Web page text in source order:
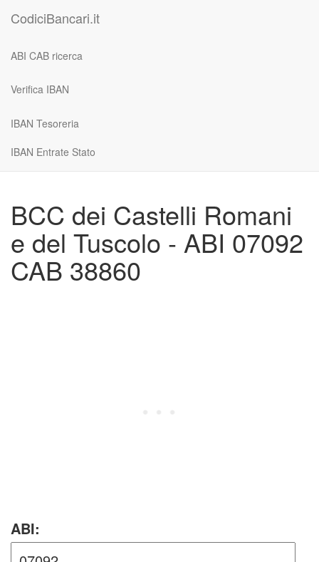
CodiciBancari.it
ABI CAB ricerca
Verifica IBAN
IBAN Tesoreria
IBAN Entrate Stato
BCC dei Castelli Romani
e del Tuscolo - ABI 07092
CAB 38860
ABI: